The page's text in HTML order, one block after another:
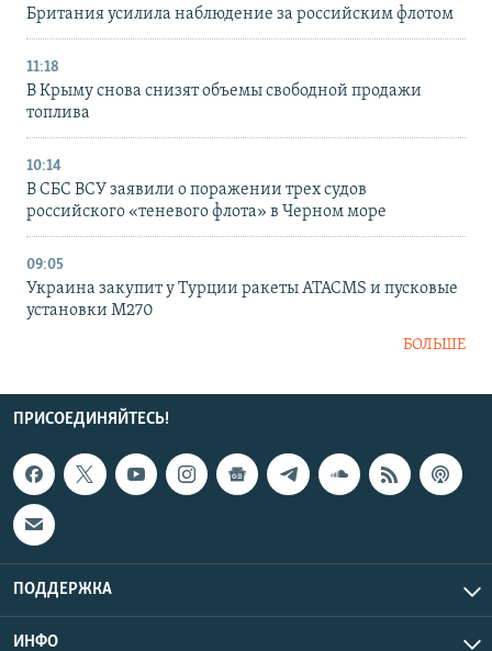
Британия усилила наблюдение за российским флотом
11:18
В Крыму снова снизят объемы свободной продажи
топлива
10:14
В СБС ВСУ заявили о поражении трех судов
российского «теневого флота» в Черном море
09:05
Украина закупит у Турции ракеты ATACMS и пусковые
установки M270
БОЛЬШЕ
ПРИСОЕДИНЯЙТЕСЬ!
ПОДДЕРЖКА
ИНФО